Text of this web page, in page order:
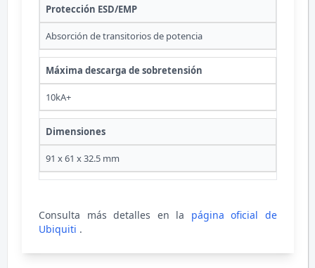
Protección ESD/EMP
Absorción de transitorios de potencia
Máxima descarga de sobretensión
10kA+
Dimensiones
91 x 61 x 32.5 mm
Consulta más detalles en la página oficial de
Ubiquiti .